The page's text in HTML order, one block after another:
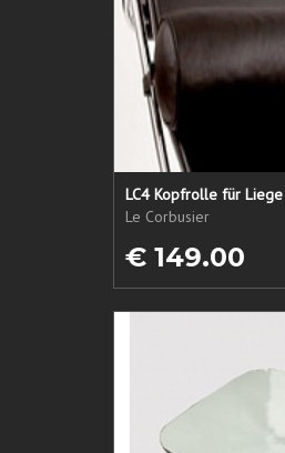
LC4 Kopfrolle für Liege
Le Corbusier
€ 149.00